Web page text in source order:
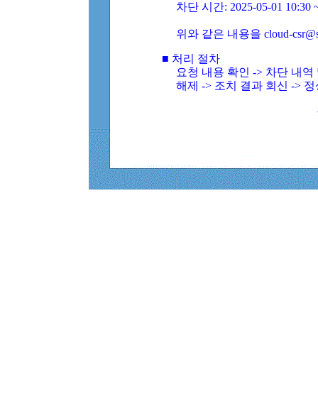
차단 시간: 2025-05-01 10:30
위와 같은 내용을 cloud-
■ 처리 절차
요청 내용 확인 -> 차단 내
해제 -> 조치 결과 회신 ->